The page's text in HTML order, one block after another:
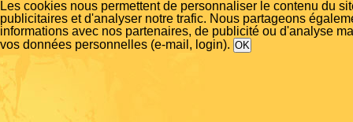
Les cookies nous permettent de personnaliser le contenu du
publicitaires et d'analyser notre trafic. Nous partageons
informations avec nos partenaires, de publicité ou d'analyse
vos données personnelles (e-mail, login).